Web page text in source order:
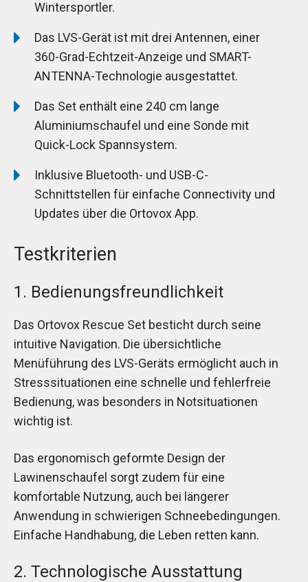
Wintersportler.
Das LVS-Gerät ist mit drei Antennen, einer
360-Grad-Echtzeit-Anzeige und SMART-
ANTENNA-Technologie ausgestattet.
Das Set enthält eine 240 cm lange
Aluminiumschaufel und eine Sonde mit
Quick-Lock Spannsystem.
Inklusive Bluetooth- und USB-C-
Schnittstellen für einfache Connectivity und
Updates über die Ortovox App.
Testkriterien
1. Bedienungsfreundlichkeit
Das Ortovox Rescue Set besticht durch seine
intuitive Navigation. Die übersichtliche
Menüführung des LVS-Geräts ermöglicht auch in
Stresssituationen eine schnelle und fehlerfreie
Bedienung, was besonders in Notsituationen
wichtig ist.
Das ergonomisch geformte Design der
Lawinenschaufel sorgt zudem für eine
komfortable Nutzung, auch bei längerer
Anwendung in schwierigen Schneebedingungen.
Einfache Handhabung, die Leben retten kann.
2. Technologische Ausstattung